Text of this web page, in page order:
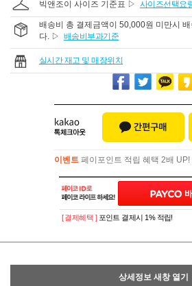
빅앤조이 사이즈 기준표 ▷ 사이즈선택요
배송비 총 결제금액이 50,000원 미만시
다. ▷ 배송비부과기준
실시간 재고 및 매장위치
이벤트 페이포인트 적립 혜택 2배 UP!
이벤트페이포인트 적립 혜택 2배 UP!
[ 결제혜택 ] 포인트 결제시 1% 적립!
상세정보 새창 열기